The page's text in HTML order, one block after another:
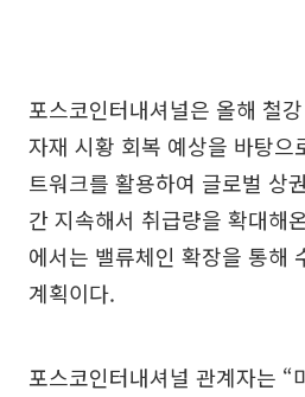
포스코인터내셔널은 올해 철
자재 시황 회복 예상을 바탕으
트워크를 활용하여 글로벌 상
간 지속해서 취급량을 확대해
에서는 밸류체인 확장을 통해
계획이다.
포스코인터내셔널 관계자는 “